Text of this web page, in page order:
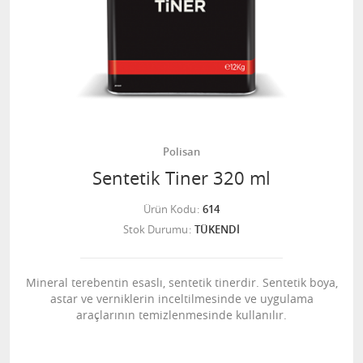
Polisan
Sentetik Tiner 320 ml
Ürün Kodu 614
Stok Durumu TÜKENDİ
Mineral terebentin esaslı, sentetik tinerdir. Sentetik boya,
astar ve verniklerin inceltilmesinde ve uygulama
araçlarının temizlenmesinde kullanılır.